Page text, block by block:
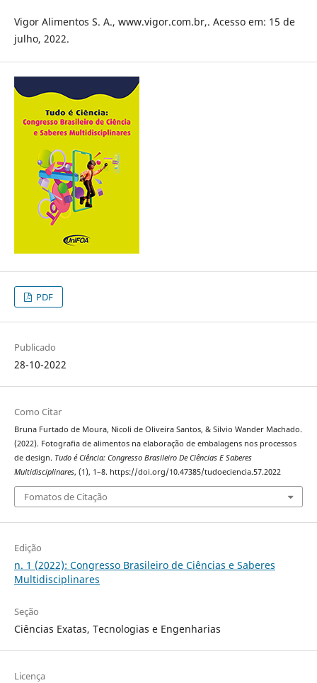
Vigor Alimentos S. A., www.vigor.com.br,. Acesso em: 15 de
julho, 2022.
PDF
Publicado
28-10-2022
Como Citar
Bruna Furtado de Moura, Nicoli de Oliveira Santos, & Silvio Wander Machado.
(2022). Fotografia de alimentos na elaboração de embalagens nos processos
de design. Tudo é Ciência: Congresso Brasileiro De Ciências E Saberes
Multidisciplinares, (1), 1–8. https://doi.org/10.47385/tudoeciencia.57.2022
Fomatos de Citação
Edição
n. 1 (2022): Congresso Brasileiro de Ciências e Saberes
Multidisciplinares
Seção
Ciências Exatas, Tecnologias e Engenharias
Licença